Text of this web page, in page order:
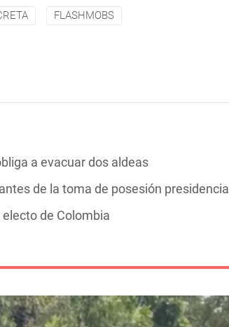
FLASHMOBS
a evacuar dos aldeas
de la toma de posesión presidencial
de Colombia